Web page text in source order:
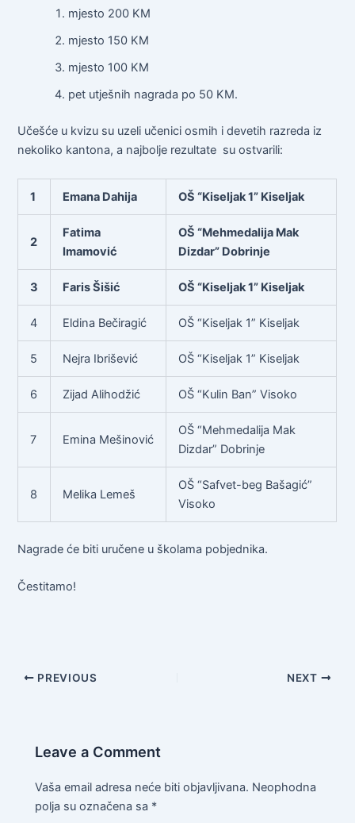
mjesto 200 KM
mjesto 150 KM
mjesto 100 KM
pet utješnih nagrada po 50 KM.
Učešće u kvizu su uzeli učenici osmih i devetih razreda iz
nekoliko kantona, a najbolje rezultate su ostvarili:
1 Emana Dahija OŠ “Kiseljak 1” Kiseljak
2
Fatima
Imamović
OŠ “Mehmedalija Mak
Dizdar” Dobrinje
3 Faris Šišić OŠ “Kiseljak 1” Kiseljak
4 Eldina Bečiragić OŠ “Kiseljak 1” Kiseljak
5 Nejra Ibrišević OŠ “Kiseljak 1” Kiseljak
6 Zijad Alihodžić OŠ “Kulin Ban” Visoko
7 Emina Mešinović
OŠ “Mehmedalija Mak
Dizdar” Dobrinje
8 Melika Lemeš
OŠ “Safvet-beg Bašagić”
Visoko
Nagrade će biti uručene u školama pobjednika.
Čestitamo!
PREVIOUS NEXT
Leave a Comment
Vaša email adresa neće biti objavljivana. Neophodna
polja su označena sa *